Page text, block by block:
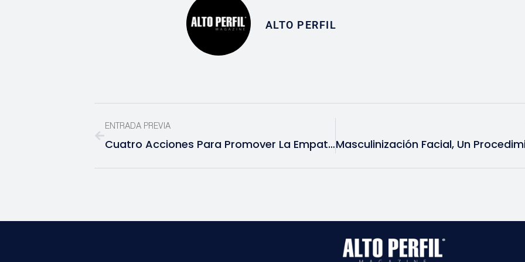
ALTO PERFIL
ENTRADA PREVIA
Cuatro Acciones Para Promover La Empatía Entre Departamentos De Tu Empresa